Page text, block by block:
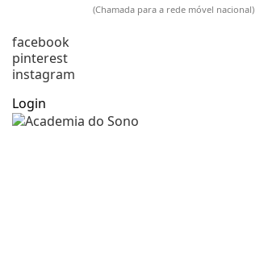
(Chamada para a rede móvel nacional)
facebook
pinterest
instagram
Login